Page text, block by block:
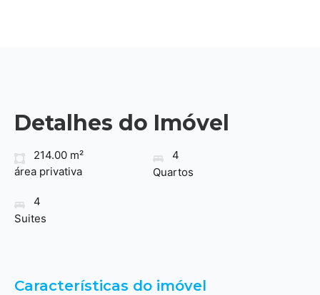
Detalhes do Imóvel
214.00 m²
área privativa
4
Quartos
4
Suites
Características do imóvel